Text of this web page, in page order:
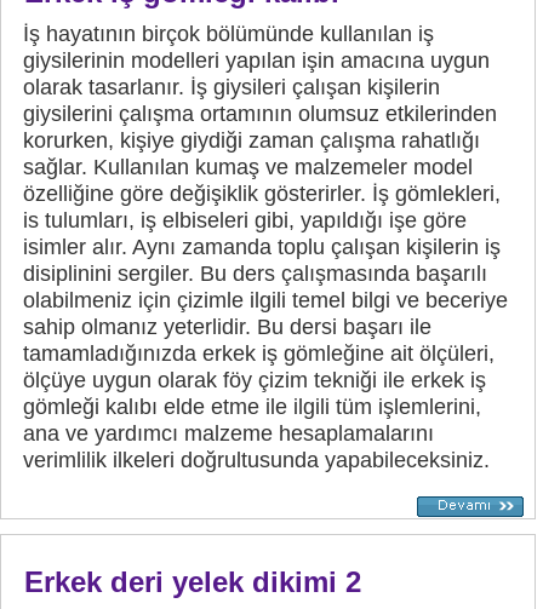
İş hayatının birçok bölümünde kullanılan iş
giysilerinin modelleri yapılan işin amacına uygun
olarak tasarlanır. İş giysileri çalışan kişilerin
giysilerini çalışma ortamının olumsuz etkilerinden
korurken, kişiye giydiği zaman çalışma rahatlığı
sağlar. Kullanılan kumaş ve malzemeler model
özelliğine göre değişiklik gösterirler. İş gömlekleri,
is tulumları, iş elbiseleri gibi, yapıldığı işe göre
isimler alır. Aynı zamanda toplu çalışan kişilerin iş
disiplinini sergiler. Bu ders çalışmasında başarılı
olabilmeniz için çizimle ilgili temel bilgi ve beceriye
sahip olmanız yeterlidir. Bu dersi başarı ile
tamamladığınızda erkek iş gömleğine ait ölçüleri,
ölçüye uygun olarak föy çizim tekniği ile erkek iş
gömleği kalıbı elde etme ile ilgili tüm işlemlerini,
ana ve yardımcı malzeme hesaplamalarını
verimlilik ilkeleri doğrultusunda yapabileceksiniz.
Erkek deri yelek dikimi 2